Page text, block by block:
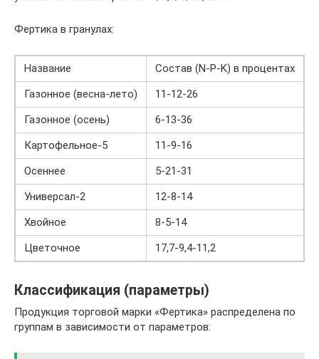
Фертика в гранулах:
Название
Состав (N-P-K) в процентах
Газонное (весна-лето)
11-12-26
Газонное (осень)
6-13-36
Картофельное-5
11-9-16
Осеннее
5-21-31
Универсал-2
12-8-14
Хвойное
8-5-14
Цветочное
17,7-9,4-11,2
Классификация (параметры)
Продукция торговой марки «Фертика» распределена по
группам в зависимости от параметров: